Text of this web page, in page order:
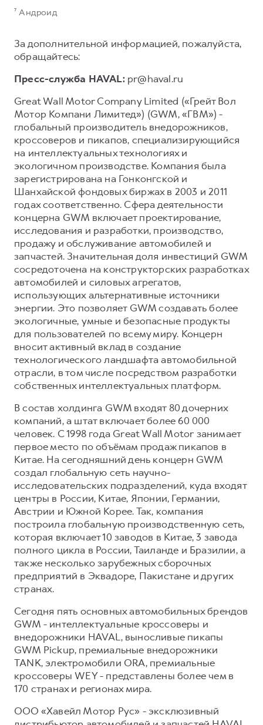
⁷ Андроид
За дополнительной информацией, пожалуйста,
обращайтесь:
Пресс-служба HAVAL:pr@haval.ru
Great Wall Motor Company Limited («Грейт Вол
Мотор Компани Лимитед») (GWM, «ГВМ») -
глобальный производитель внедорожников,
кроссоверов и пикапов, специализирующийся
на интеллектуальных технологиях и
экологичном производстве. Компания была
зарегистрирована на Гонконгской и
Шанхайской фондовых биржах в 2003 и 2011
годах соответственно. Сфера деятельности
концерна GWM включает проектирование,
исследования и разработки, производство,
продажу и обслуживание автомобилей и
запчастей. Значительная доля инвестиций GWM
сосредоточена на конструкторских разработках
автомобилей и силовых агрегатов,
использующих альтернативные источники
энергии. Это позволяет GWM создавать более
экологичные, умные и безопасные продукты
для пользователей по всему миру. Концерн
вносит активный вклад в создание
технологического ландшафта автомобильной
отрасли, в том числе посредством разработки
собственных интеллектуальных платформ.
В состав холдинга GWM входят 80 дочерних
компаний, а штат включает более 60 000
человек. С 1998 года Great Wall Motor занимает
первое место по объёмам продаж пикапов в
Китае. На сегодняшний день концерн GWM
создал глобальную сеть научно-
исследовательских подразделений, куда входят
центры в России, Китае, Японии, Германии,
Австрии и Южной Корее. Так, компания
построила глобальную производственную сеть,
которая включает 10 заводов в Китае, 3 завода
полного цикла в России, Таиланде и Бразилии, а
также несколько зарубежных сборочных
предприятий в Эквадоре, Пакистане и других
странах.
Сегодня пять основных автомобильных брендов
GWM - интеллектуальные кроссоверы и
внедорожники HAVAL, выносливые пикапы
GWM Pickup, премиальные внедорожники
TANK, электромобили ORA, премиальные
кроссоверы WEY - представлены более чем в
170 странах и регионах мира.
ООО «Хавейл Мотор Рус» - эксклюзивный